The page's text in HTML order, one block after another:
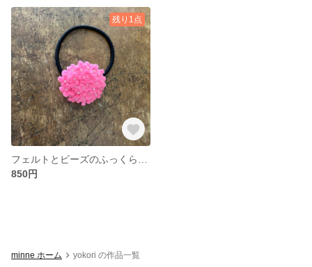
残り1点
850円
minne ホーム yokori の作品一覧